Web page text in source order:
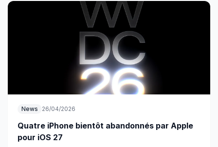
News 26/04/2026
Quatre iPhone bientôt abandonnés par Apple
pour iOS 27